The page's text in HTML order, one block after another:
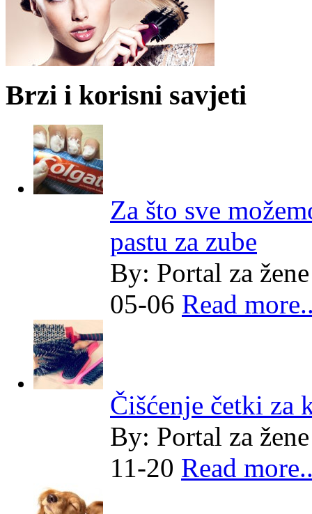
Brzi i korisni savjeti
Za što sve
pastu za zube
By: Portal za žene
05-06 Read
Čišćenje četki za
By: Portal za žene
11-20 Read